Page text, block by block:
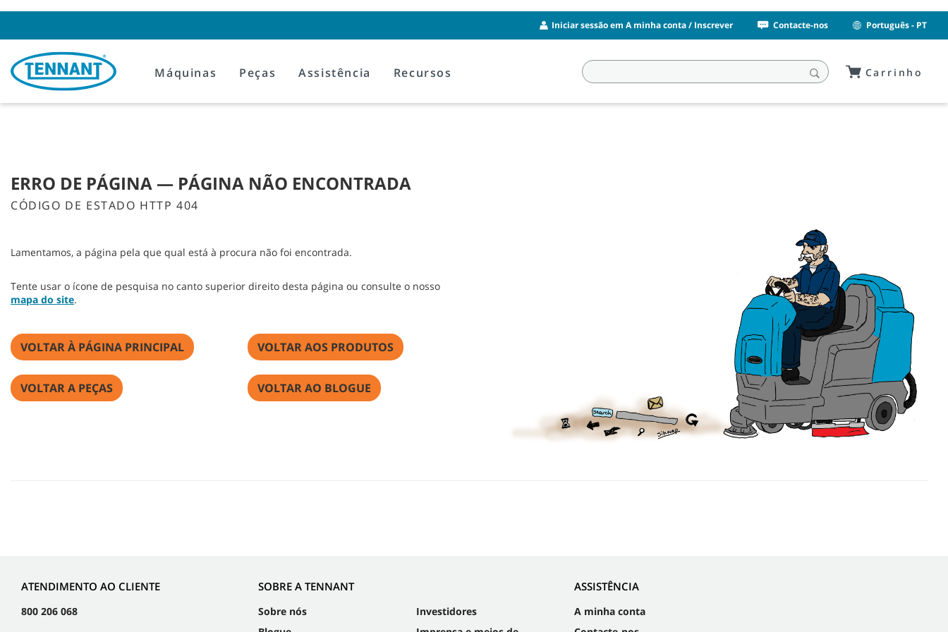
Iniciar sessão em A minha conta / Inscrever Contacte-nos Português - PT
Máquinas Peças Assistência Recursos Carrinho
ERRO DE PÁGINA — PÁGINA NÃO ENCONTRADA
CÓDIGO DE ESTADO HTTP 404
Lamentamos, a página pela que qual está à procura não foi encontrada.
Tente usar o ícone de pesquisa no canto superior direito desta página ou consulte o nosso
mapa do site.
VOLTAR À PÁGINA PRINCIPAL VOLTAR AOS PRODUTOS
VOLTAR A PEÇAS VOLTAR AO BLOGUE
ATENDIMENTO AO CLIENTE
800 206 068
SOBRE A TENNANT
Sobre nós
Investidores
ASSISTÊNCIA
A minha conta